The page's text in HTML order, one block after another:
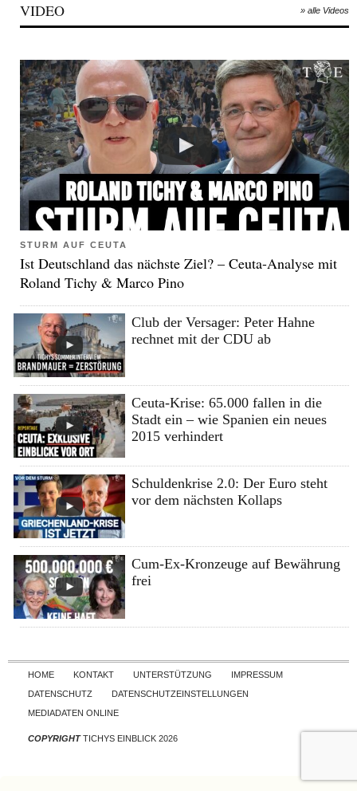
VIDEO » alle Videos
STURM AUF CEUTA
Ist Deutschland das nächste Ziel? – Ceuta-Analyse mit
Roland Tichy & Marco Pino
Club der Versager: Peter Hahne
rechnet mit der CDU ab
Ceuta-Krise: 65.000 fallen in die
Stadt ein – wie Spanien ein neues
2015 verhindert
Schuldenkrise 2.0: Der Euro steht
vor dem nächsten Kollaps
Cum-Ex-Kronzeuge auf Bewährung
frei
Skip to content
HOME KONTAKT UNTERSTÜTZUNG
IMPRESSUM
DATENSCHUTZ
DATENSCHUTZEINSTELLUNGEN
MEDIADATEN ONLINE
COPYRIGHTTICHYS EINBLICK 2026